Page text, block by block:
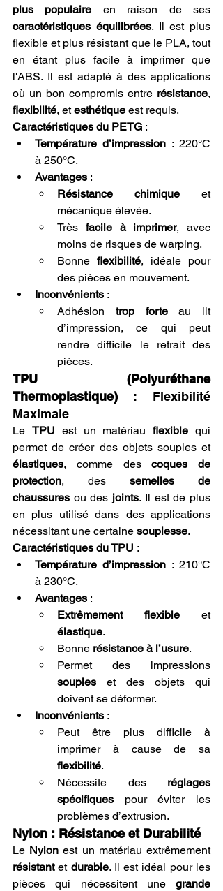
plus populaire
caractéristiques équilibrées. Il est plus
flexible et plus résistant que le PLA, tout
en étant plus facile à imprimer que
l'ABS. Il est adapté à des applications
où un bon compromis entre résistance
flexibilité, et esthétique est requis.
Caractéristiques du PETG :
Température d’impression : 220°C
à 250°C.
Avantages :
Résistance chimique et
mécanique élevée.
Très facile à imprimer, avec
moins de risques de warping.
Bonne flexibilité, idéale pour
des pièces en mouvement.
Inconvénients :
Adhésion trop forte au lit
d’impression, ce qui peut
rendre difficile le retrait des
pièces.
TPU (Polyuréthane
Thermoplastique) : Flexibilité
Maximale
Le TPU est un matériau flexible qui
permet de créer des objets souples et
élastiques, comme des coques de
protection, des semelles de
chaussures ou des joints. Il est de plus
en plus utilisé dans des applications
nécessitant une certaine souplesse.
Caractéristiques du TPU :
Température d’impression : 210°C
à 230°C.
Avantages :
Extrêmement flexible
et
élastique.
Bonne résistance à l’usure.
souples et des objets qui
doivent se déformer.
Inconvénients :
Peut être plus difficile à
flexibilité.
Nécessite des réglages
spécifiques pour éviter les
problèmes d’extrusion.
Nylon : Résistance et Durabilité
Le Nylon
est un matériau extrêmement
résistant et durable. Il est idéal pour les
pièces qui nécessitent une grande